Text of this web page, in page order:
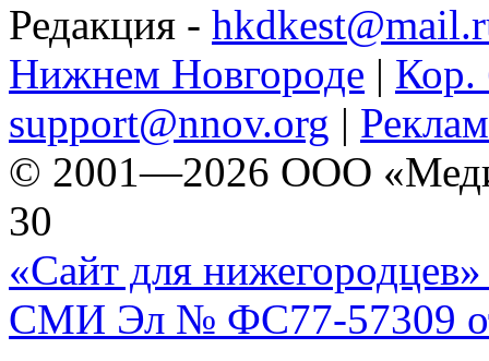
Редакция -
Нижнем Новгороде | Кор.
support@nnov.org |
© 2001—2026 ООО
30
«Сайт для нижегородцев»
СМИ Эл № ФС77-57309